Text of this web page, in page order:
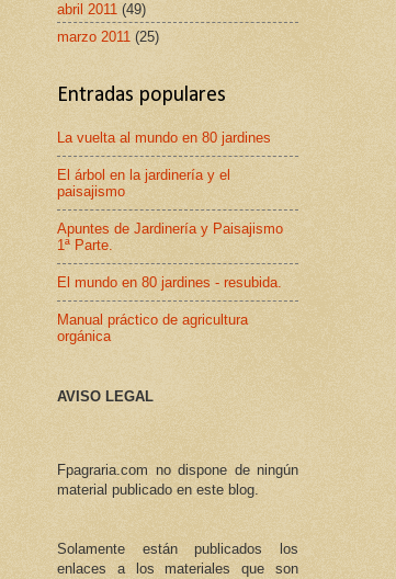
abril 2011 (49)
marzo 2011 (25)
Entradas populares
La vuelta al mundo en 80 jardines
El árbol en la jardinería y el
paisajismo
Apuntes de Jardinería y Paisajismo
1ª Parte.
El mundo en 80 jardines - resubida.
Manual práctico de agricultura
orgánica
AVISO LEGAL
Fpagraria.com no dispone de ningún
material publicado en este blog.
Solamente están publicados los
enlaces a los materiales que son